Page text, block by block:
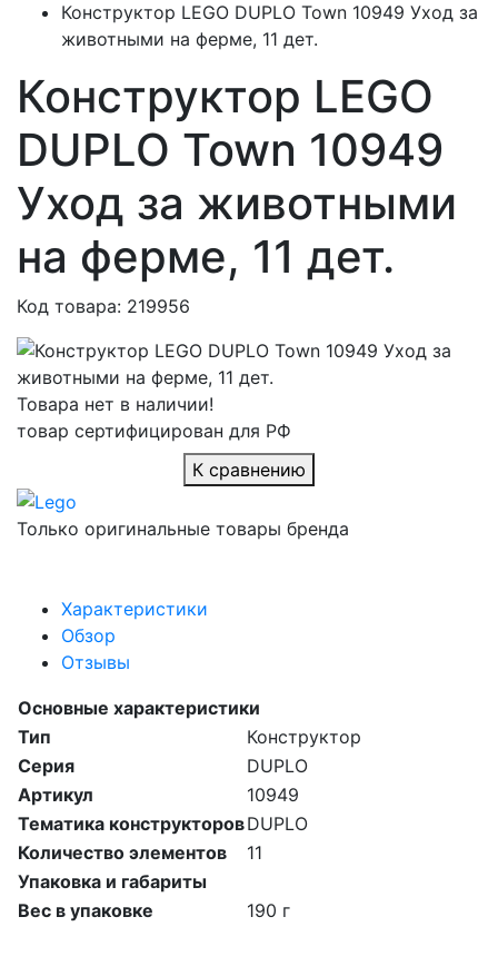
Конструктор LEGO DUPLO Town 10949 Уход за
животными на ферме, 11 дет.
Конструктор LEGO
DUPLO Town 10949
Уход за животными
на ферме, 11 дет.
Код товара: 219956
Товара нет в наличии!
товар сертифицирован для РФ
К сравнению
Только оригинальные товары бренда
Характеристики
Обзор
Отзывы
Основные характеристики
Тип
Конструктор
Серия
DUPLO
Артикул
10949
Тематика конструкторовDUPLO
Количество элементов
11
Упаковка и габариты
Вес в упаковке
190 г